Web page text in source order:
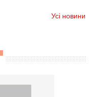
Усі новини